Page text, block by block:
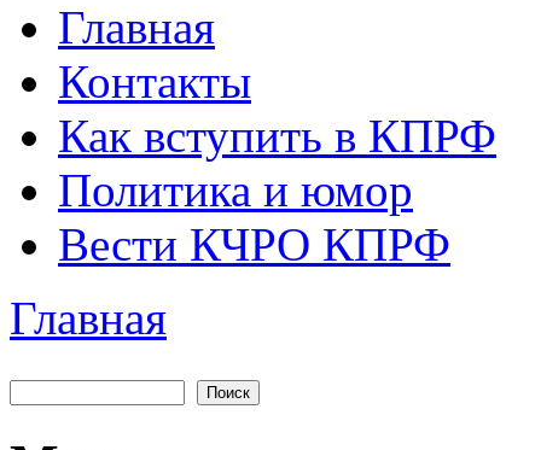
Главное меню
Главная
Контакты
Как вступить в КПРФ
Политика и юмор
Вести КЧРО КПРФ
Вы здесь
Главная
Форма поиска